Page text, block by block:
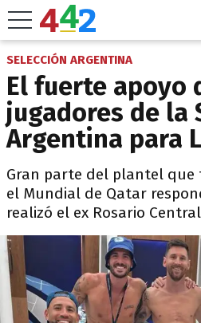
SELECCIÓN ARGENTINA
El fuerte apoyo
jugadores de la
Argentina para
Gran parte del plantel que
el Mundial de Qatar
realizó el ex Rosario